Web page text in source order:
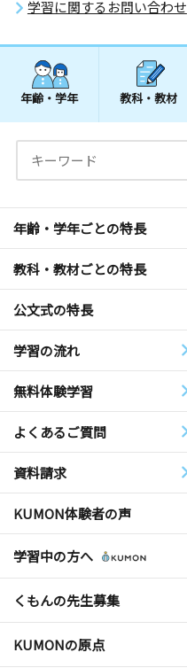
学習に関するお問い合わせ
年齢・学年 教科・教材
年齢・学年ごとの特長
教科・教材ごとの特長
公文式の特長
学習の流れ
無料体験学習
よくあるご質問
資料請求
KUMON体験者の声
学習中の方へ
くもんの先生募集
KUMONの原点